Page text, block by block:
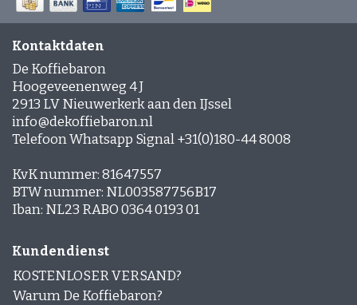
Kontaktdaten
De Koffiebaron
Hoogeveenenweg 4 J
2913 LV Nieuwerkerk aan den IJssel
info@dekoffiebaron.nl
Telefoon Whatsapp Signal +31(0)180-44 8008
KvK nummer: 81647557
BTW nummer: NL003587756B17
Iban: NL23 RABO 0364 0193 01
Kundendienst
KOSTENLOSER VERSAND?
Warum De Koffiebaron?